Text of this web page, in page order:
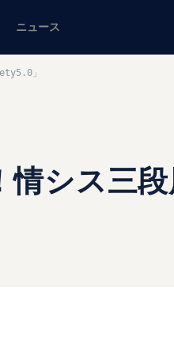
ニュース
」
情シス三